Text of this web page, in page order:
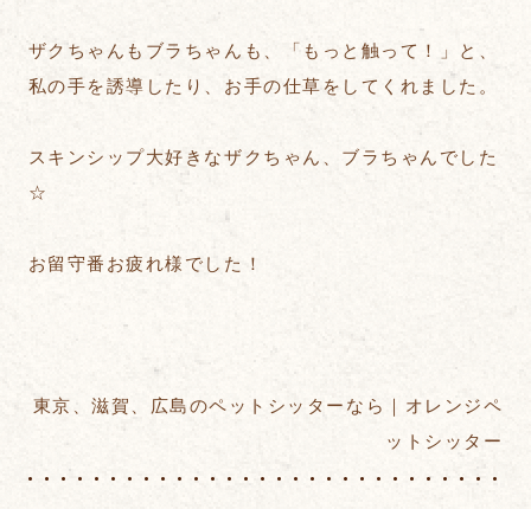
ザクちゃんもブラちゃんも、「もっと触って！」と、
私の手を誘導したり、お手の仕草をしてくれました。
スキンシップ大好きなザクちゃん、ブラちゃんでした
☆
お留守番お疲れ様でした！
東京、滋賀、広島のペットシッターなら｜オレンジペ
ットシッター